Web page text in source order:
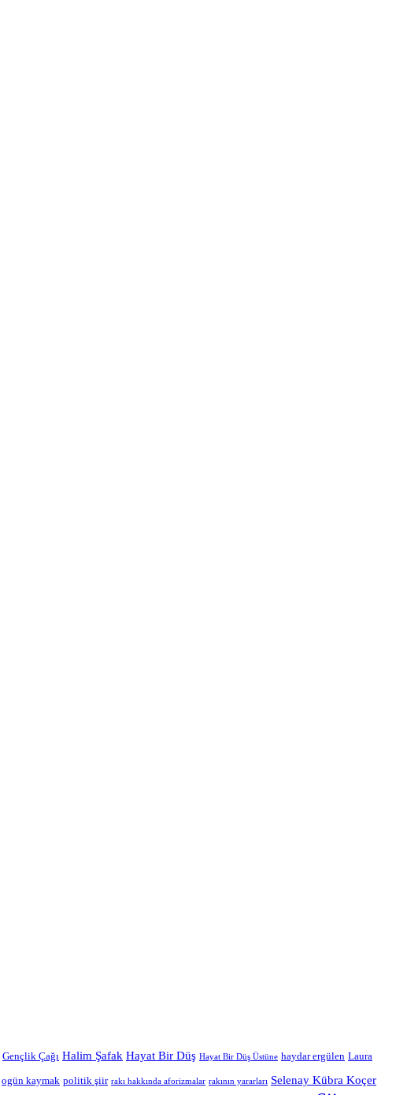
Gençlik Çağı Halim Şafak Hayat Bir Düş Hayat Bir Düş Üstüne haydar ergülen Laura
ogün kaymak politik şiir rakı hakkında aforizmalar rakının yararları Selenay Kübra Koçer